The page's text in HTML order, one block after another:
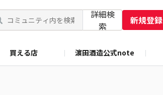
詳細検
索
新規登録
買える店 濵田酒造公式note